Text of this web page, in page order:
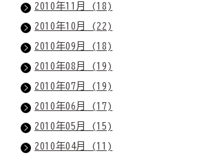
2010年11月 (18)
2010年10月 (22)
2010年09月 (18)
2010年08月 (19)
2010年07月 (19)
2010年06月 (17)
2010年05月 (15)
2010年04月 (11)